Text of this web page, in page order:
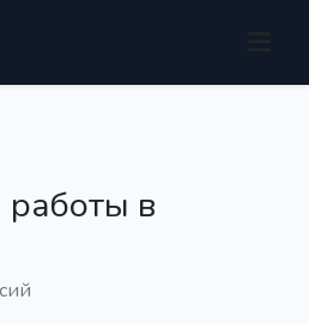
работы в